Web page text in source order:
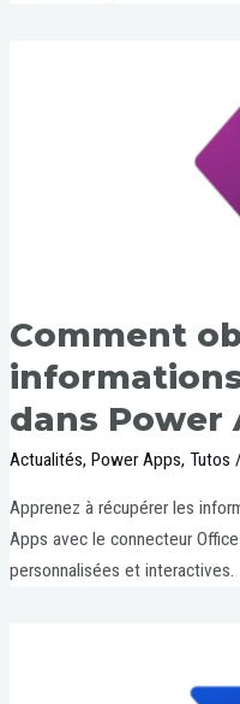
Comment
dans Power
Actualités, Power Apps,Tutos /
Apprenez à récupérer les
Apps avec le connecteur
personnalisées et interactives.